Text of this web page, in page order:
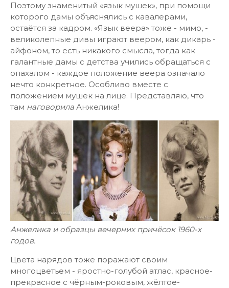
Поэтому знаменитый «язык мушек», при помощи
которого дамы объяснялись с кавалерами,
остаётся за кадром. «Язык веера» тоже - мимо, -
великолепные дивы играют веером, как дикарь -
айфоном, то есть никакого смысла, тогда как
галантные дамы с детства учились обращаться с
опахалом - каждое положение веера означало
нечто конкретное. Особливо вместе с
положением мушек на лице. Представляю, что
там наговорила Анжелика!
Анжелика и образцы вечерних причёсок 1960-х
годов.
Цвета нарядов тоже поражают своим
многоцветьем - яростно-голубой атлас, красное-
прекрасное с чёрным-роковым, жёлтое-